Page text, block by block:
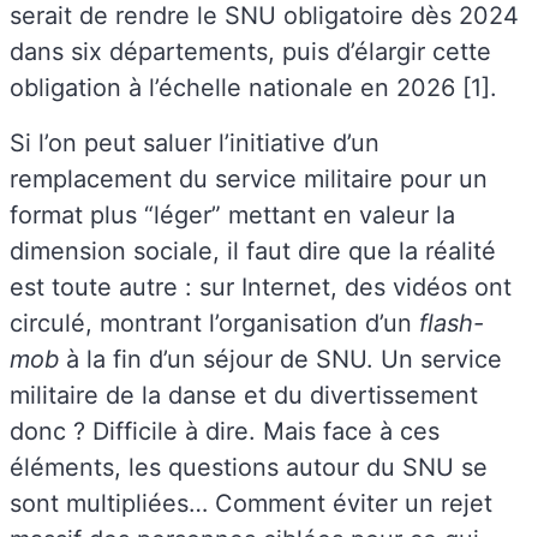
serait de rendre le SNU obligatoire dès 2024
dans six départements, puis d’élargir cette
obligation à l’échelle nationale en 2026 [1].
Si l’on peut saluer l’initiative d’un
remplacement du service militaire pour un
format plus “léger” mettant en valeur la
dimension sociale, il faut dire que la réalité
est toute autre : sur Internet, des vidéos ont
circulé, montrant l’organisation d’un flash-
mob à la fin d’un séjour de SNU. Un service
militaire de la danse et du divertissement
donc ? Difficile à dire. Mais face à ces
éléments, les questions autour du SNU se
sont multipliées… Comment éviter un rejet